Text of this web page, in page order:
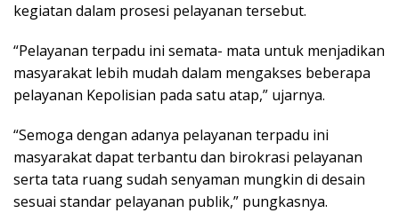
kegiatan dalam prosesi pelayanan tersebut.
“Pelayanan terpadu ini semata- mata untuk menjadikan
masyarakat lebih mudah dalam mengakses beberapa
pelayanan Kepolisian pada satu atap,” ujarnya.
“Semoga dengan adanya pelayanan terpadu ini
masyarakat dapat terbantu dan birokrasi pelayanan
serta tata ruang sudah senyaman mungkin di desain
sesuai standar pelayanan publik,” pungkasnya.